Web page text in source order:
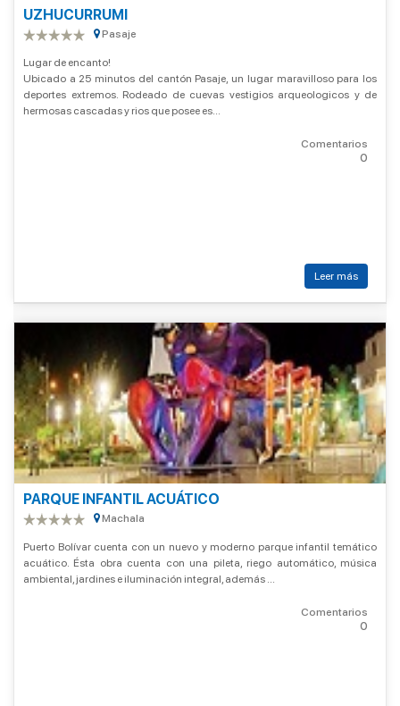
UZHUCURRUMI
Pasaje
Lugar de encanto!
Ubicado a 25 minutos del cantón Pasaje, un lugar maravilloso para los
deportes extremos. Rodeado de cuevas vestigios arqueologicos y de
hermosas cascadas y rios que posee es...
Comentarios
0
Leer más
PARQUE INFANTIL ACUÁTICO
Machala
Puerto Bolívar cuenta con un nuevo y moderno parque infantil temático
acuático. Ésta obra cuenta con una pileta, riego automático, música
ambiental, jardines e iluminación integral, además ...
Comentarios
0